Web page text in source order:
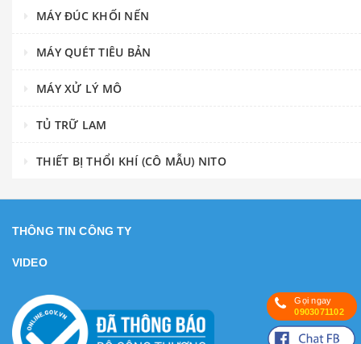
MÁY ĐÚC KHỐI NẾN
MÁY QUÉT TIÊU BẢN
MÁY XỬ LÝ MÔ
TỦ TRỮ LAM
THIẾT BỊ THỔI KHÍ (CÔ MẪU) NITO
THÔNG TIN CÔNG TY
VIDEO
Gọi ngay
0903071102